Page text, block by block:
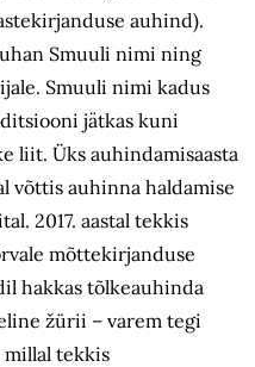
auhind).
Smuuli nimi ning
Smuuli nimi kadus
jätkas kuni
liit. Üks auhindamisaasta
võttis auhinna haldamise
2017. aastal tekkis
mõttekirjanduse
hakkas tõlkeauhinda
žürii – varem tegi
millal tekkis